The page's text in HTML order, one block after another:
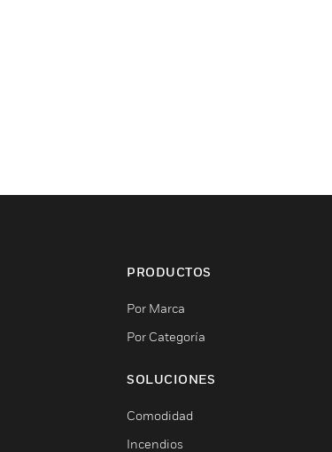
PRODUCTOS
Por Marca
Por Categoría
SOLUCIONES
Comodidad
Incendios